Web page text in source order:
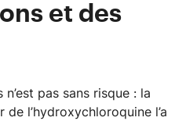
et des
n’est pas sans risque : la
l’hydroxychloroquine l’a